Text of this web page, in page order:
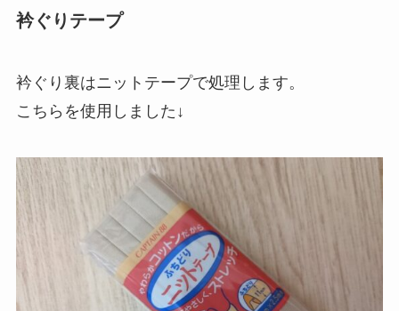
衿ぐりテープ
衿ぐり裏はニットテープで処理します。
こちらを使用しました↓